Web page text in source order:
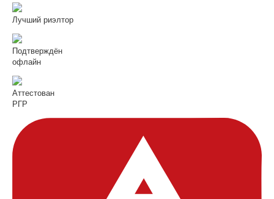
Лучший риэлтор
Подтверждён
офлайн
Аттестован
РГР